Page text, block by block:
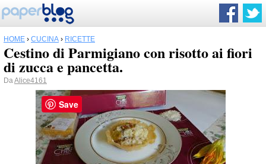
HOME › CUCINA › RICETTE
Cestino di Parmigiano con risotto ai fiori
di zucca e pancetta.
DaAlice4161
Save